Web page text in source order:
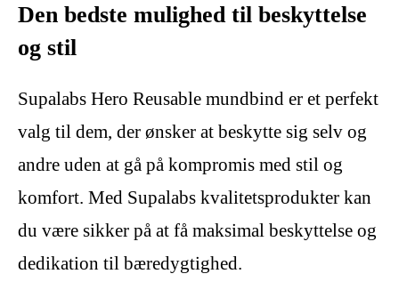
Den bedste mulighed til beskyttelse
og stil
Supalabs Hero Reusable mundbind er et perfekt
valg til dem, der ønsker at beskytte sig selv og
andre uden at gå på kompromis med stil og
komfort. Med Supalabs kvalitetsprodukter kan
du være sikker på at få maksimal beskyttelse og
dedikation til bæredygtighed.